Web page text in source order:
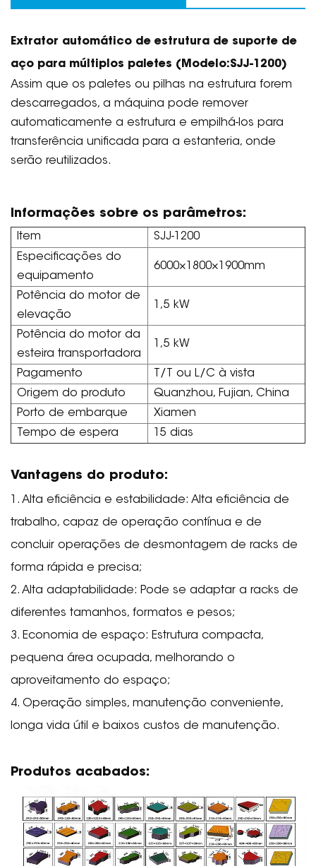
Extrator automático de estrutura de suporte de
aço para múltiplos paletes (Modelo:SJJ-1200)
Assim que os paletes ou pilhas na estrutura forem
descarregados, a máquina pode remover
automaticamente a estrutura e empilhá-los para
transferência unificada para a estanteria, onde
serão reutilizados.
Informações sobre os parâmetros:
Item
SJJ-1200
Especificações do
equipamento
6000×1800×1900mm
Potência do motor de
elevação
1,5 kW
Potência do motor da
esteira transportadora
1,5 kW
Pagamento
T/T ou L/C à vista
Origem do produto
Quanzhou, Fujian, China
Porto de embarque
Xiamen
Tempo de espera
15 dias
Vantagens do produto:
1. Alta eficiência e estabilidade: Alta eficiência de
trabalho, capaz de operação contínua e de
concluir operações de desmontagem de racks de
forma rápida e precisa;
2. Alta adaptabilidade: Pode se adaptar a racks de
diferentes tamanhos, formatos e pesos;
3. Economia de espaço: Estrutura compacta,
pequena área ocupada, melhorando o
aproveitamento do espaço;
4. Operação simples, manutenção conveniente,
longa vida útil e baixos custos de manutenção.
Produtos acabados: